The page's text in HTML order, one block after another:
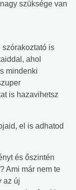
szüksége van
szórakoztató is
ahol
mindenki
is hazavihetsz
el is adhatod
és őszintén
Ami már nem te
az új